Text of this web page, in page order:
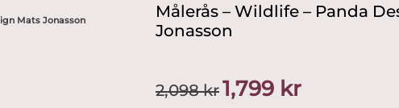
Mats Jonasson
Målerås – Wildlife – Panda
Jonasson
2,098kr Det
ursprungliga
1,799 krDet